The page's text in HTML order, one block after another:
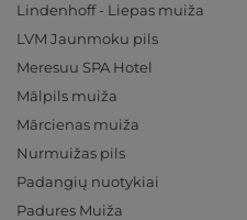
Lindenhoff - Liepas muiža
LVM Jaunmoku pils
Meresuu SPA Hotel
Mālpils muiža
Mārcienas muiža
Nurmuižas pils
Padangių nuotykiai
Padures Muiža